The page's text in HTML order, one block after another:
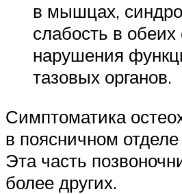
в мышцах,
слабость в обеих
нарушения
тазовых органов.
Симптоматика
в поясничном
Эта часть
более других.